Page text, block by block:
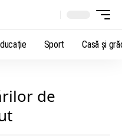
Sport Casă şi
de